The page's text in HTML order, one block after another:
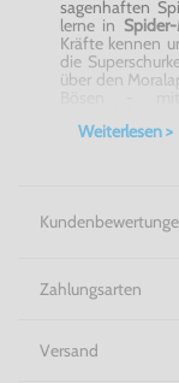
sagenhaften
lerne in
Kräfte kennen
die
über den
weitläufigen
Weiterlesen >
Zahlungsarten
Versand